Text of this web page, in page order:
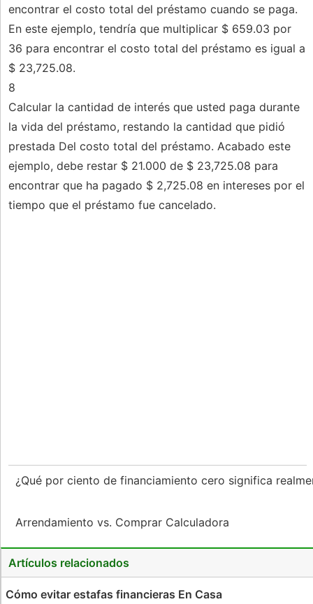
encontrar el costo total del préstamo cuando se paga.
En este ejemplo, tendría que multiplicar $ 659.03 por
36 para encontrar el costo total del préstamo es igual a
$ 23,725.08.
8
Calcular la cantidad de interés que usted paga durante
la vida del préstamo, restando la cantidad que pidió
prestada Del costo total del préstamo. Acabado este
ejemplo, debe restar $ 21.000 de $ 23,725.08 para
encontrar que ha pagado $ 2,725.08 en intereses por el
tiempo que el préstamo fue cancelado.
¿Qué por ciento de financiamiento cero significa
Arrendamiento vs. Comprar Calculadora
Artículos relacionados
Cómo evitar estafas financieras En Casa